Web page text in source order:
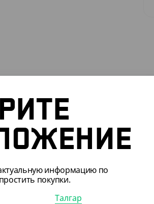
информацию по
покупки.
Талгар